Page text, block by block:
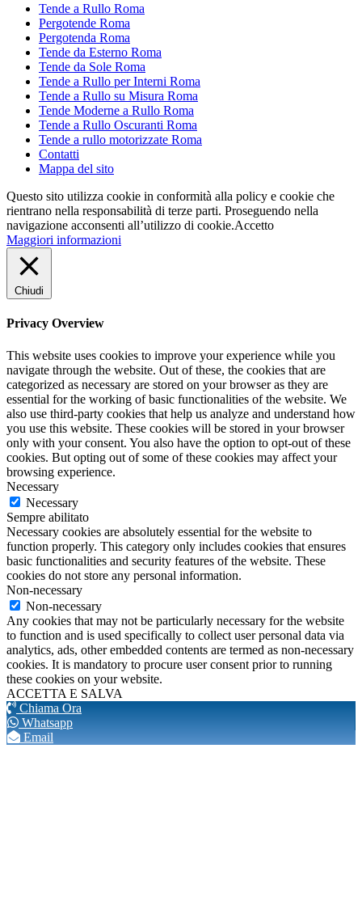
Tende a Rullo Roma
Pergotende Roma
Pergotenda Roma
Tende da Esterno Roma
Tende da Sole Roma
Tende a Rullo per Interni Roma
Tende a Rullo su Misura Roma
Tende Moderne a Rullo Roma
Tende a Rullo Oscuranti Roma
Tende a rullo motorizzate Roma
Contatti
Mappa del sito
Questo sito utilizza cookie in conformità alla policy e cookie che
rientrano nella responsabilità di terze parti. Proseguendo nella
navigazione acconsenti all’utilizzo di cookie.Accetto
Maggiori informazioni
Chiudi
Privacy Overview
This website uses cookies to improve your experience while you
navigate through the website. Out of these, the cookies that are
categorized as necessary are stored on your browser as they are
essential for the working of basic functionalities of the website. We
also use third-party cookies that help us analyze and understand how
you use this website. These cookies will be stored in your browser
only with your consent. You also have the option to opt-out of these
cookies. But opting out of some of these cookies may affect your
browsing experience.
Necessary
Necessary
Sempre abilitato
Necessary cookies are absolutely essential for the website to
function properly. This category only includes cookies that ensures
basic functionalities and security features of the website. These
cookies do not store any personal information.
Non-necessary
Non-necessary
Any cookies that may not be particularly necessary for the website
to function and is used specifically to collect user personal data via
analytics, ads, other embedded contents are termed as non-necessary
cookies. It is mandatory to procure user consent prior to running
these cookies on your website.
ACCETTA E SALVA
Chiama Ora
Whatsapp
Email